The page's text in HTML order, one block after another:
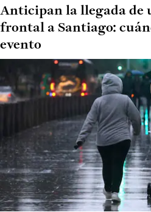
Anticipan la llegada de
frontal a Santiago:
evento